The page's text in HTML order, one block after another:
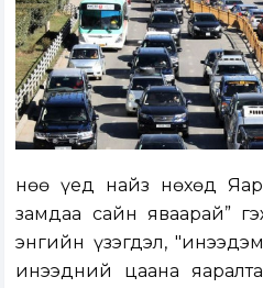
Өнөө үед найз нөхөд
замдаа сайн яваарай”
энгийн үзэгдэл,
инээдний цаана